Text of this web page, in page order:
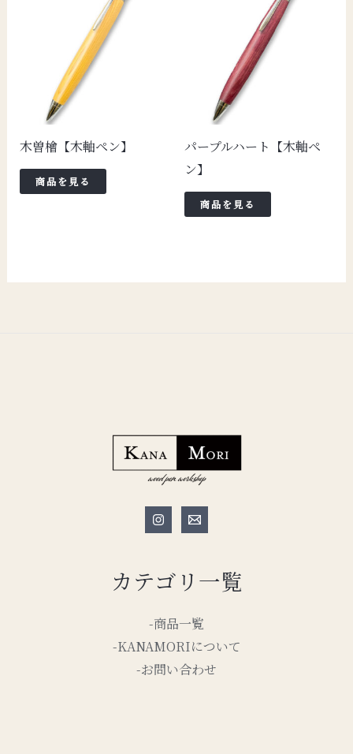
木曽檜【木軸ペン】
商品を見る
パープルハート【木軸ペ
ン】
商品を見る
カテゴリ一覧
-商品一覧
-KANAMORIについて
-お問い合わせ